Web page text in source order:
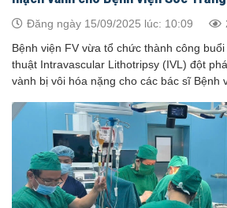
Đăng ngày 15/09/2025 lúc: 10:09
Bệnh viện FV vừa tổ chức thành công
thuật Intravascular Lithotripsy (IVL) đột
vành bị vôi hóa nặng cho các bác sĩ Bệnh